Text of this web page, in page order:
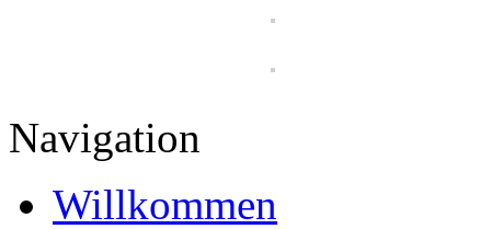
Navigation
Willkommen